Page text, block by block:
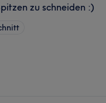
zu schneiden :)